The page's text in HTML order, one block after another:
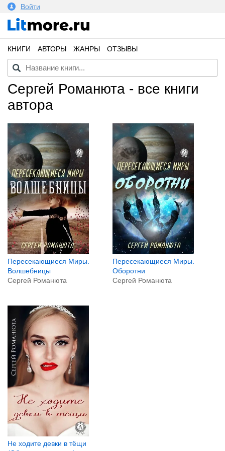
Войти
КНИГИ АВТОРЫ ЖАНРЫ ОТЗЫВЫ
Сергей Романюта - все книги
автора
Пересекающиеся Миры.
Волшебницы
Сергей Романюта
Пересекающиеся Миры.
Оборотни
Сергей Романюта
Не ходите девки в тёщи